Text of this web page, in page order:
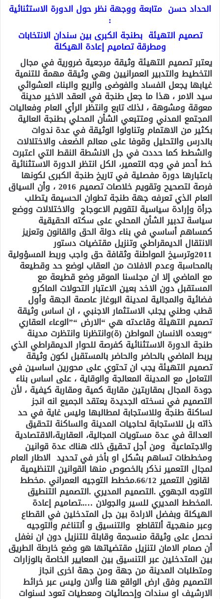
الحداد حسن متابعة ووجهة نظر حول الدورة الاستثنائية
:
تصميم التهيئة بطنجة الكبرى بين سندان الانتخابات
ومطرقة تصاميم إعادة الهيكلة
يعتبر تصميم التهيئة وثيقة مرجعية ضرورية في مجال
التخطيط والتدبير العمرانيين وهي وثيقة مهمة للتنمية
غيابها يجعل الفساد والفوضى والريع والبناء العشوائي
سيد الامر ، هذا ما جعل طنجة في العقد الاخير مدينة
معوقة ومشوهة ، لذلك تابع وانتظر الرأي العام وفعاليات
المجتمع المدني ومتتبعي الشأن المحلي بطنجة العالية
بكثير من الاهتمام وتناولوا الوثيقة في عدة ندوات
بالدرس والتحليل وقوفا على معالم الضعف والاختلالات
والشطط كما حددت في جل الانشطة النقط التي اعتبرت
خط أحمر في وجه التعمير، الكل انتظر الدورة الاستثنائية
باعتبارها دورة مفصلية في تاريخ طنجة الكبرى لكونها
فرصة لتصحيح وتقويم خلاصات تصميم 2016 ، وأن السياق
العام الذي تعرفه جهة طنجة تطوان الحسيمة يتطلب
جرأة وإرادة سياسية لتقويم الاعوجاج والاختلالات ووضع
سياسة تدبير الشأن المحلي على سكته الحقيقية
كمساهم أساسي في بناء دولة الحق والقانون وتعزيز
الانتقال الديمقراطي وتنزيل مقتضيات دستور
2011وترسيخ المواطنة وثقافة حق واجب وربط المسؤولية
بالمحاسبة وعدم الافلات من العقاب لوضع حد وقطيعة
مع الماضي إلا ان مجلسنا الموقر وضع قطيعة مع
المستقبل دون الاخد بعين الاعتبار التحولات الماكرو
فضائية والمجالية لمدينة البوغاز عاصمة الجهة وأول
قطب وطني يجلب الاستثمار الاجنبي ، ان اساس وثيقة
تصميم التهيئة وقاعدته هي “الارض “”الوعاء العقاري
“وبعده الانسان المواطن (ة)وانتظرنا وانتظرت مدينة
طنجة الدورة الاستثنائية كفرصة للحوار الديمقراطي الذي
يربط الماضي بالحاضر والحاضر بالمستقبل لكون وثيقة
تصميم التهيئة يجب ان تحتوي على محورين اساسين في
التعامل مع المدينة المعالجة والوقاية ، على اساس بناء
جودة المجال بمقاربتين مقاربة كمية ومقاربة كيفية ، لأن
التصميم في نسخته الجديدة يعتقد الجميع انه انجز
لساكنة طنجة وللاستجابة لمطالبها وليس غاية في حد
ذاته بل للاستجابة لحاجيات المدينة والساكنة لتحقيق
العدالة في عدة مستويات المجالية، العقارية،الاقتصادية
والاجتماعية ومن أجل تحقيق ذلك هناك عدة قوانين
ومخططات تساهم بشكل او بأخر في تحديد الاطار العام
لمجال التعمير نذكر بالخصوص منها القوانين التنظيمية
لقانون التعمير 66/12.مخطط التوجيه العمراني .مخطط
التوجه الجهوي .التصميم المديري .التصميم التنطيق
.المخطط المديري للسير والجولان …..تصاميم إعادة
الهيكلة وبفضل الارادة بين جل المتدخلين في القطاع
وعبر منهجية ألتقاطع والتنسيق و ألتناغم والتوجيه
نحصل على وثيقة منسجمة وقابلة للتنزيل دون ان نغفل
أن صمام الامان لتنزيل مقتضياتها هو وضع خارطة الطريق
بين المتدخلين عبر التنسيق بين المعايير الخاصة بالوزارات
ومتطلبات المدينة من جهة ومن جهة اخرى انجاز
التصميم وفق ارض الواقع هنا وألان وليس عبر خرائط
الارشيف او سندات وإحصائيات ومعطيات تعود لسنوات